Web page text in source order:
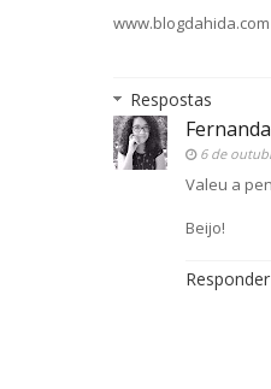
www.blogdahida.com
Respostas
6 de
Valeu a
Beijo!
Responder